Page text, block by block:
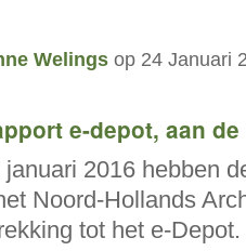
Welings op 24 Januari
e-depot, aan
2016 hebben
Noord-Hollands
tot het e-Depot.